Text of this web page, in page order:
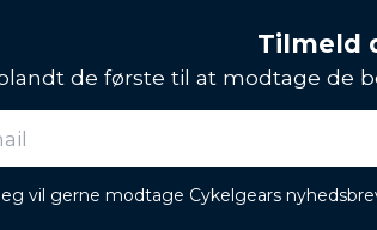
Tilmeld
de første til at modtage de
vil gerne modtage Cykelgears